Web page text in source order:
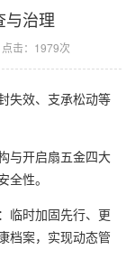
与治理
点击：1979次
失效、支承松动等
与开启扇五金四大
性。
临时加固先行、更
档案，实现动态管